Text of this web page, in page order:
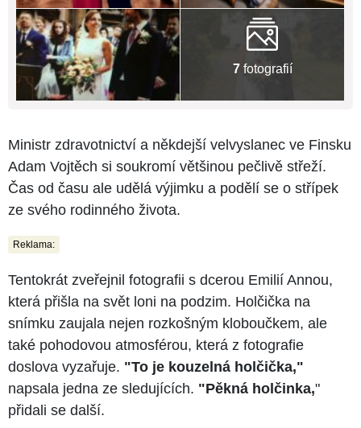
7fotografií
Ministr zdravotnictví a někdejší velvyslanec ve Finsku
Adam Vojtěch si soukromí většinou pečlivě střeží.
Čas od času ale udělá výjimku a podělí se o střípek
ze svého rodinného života.
Reklama:
Tentokrát zveřejnil fotografii s dcerou Emilií Annou,
která přišla na svět loni na podzim. Holčička na
snímku zaujala nejen rozkošným kloboučkem, ale
také pohodovou atmosférou, která z fotografie
doslova vyzařuje. "To je kouzelná holčička,"
napsala jedna ze sledujících. "Pěkná holčinka,"
přidali se další.